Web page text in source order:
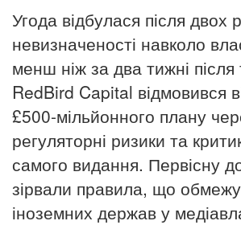
Угода відбулася після двох
невизначеності навколо
менш ніж за два тижні після
RedBird Capital відмовився
£500-мільйонного плану
регуляторні ризики та
самого видання. Первісну
зірвали правила, що
іноземних держав у